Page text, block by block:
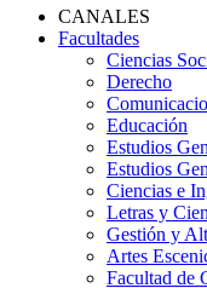
CANALES
Facultades
Ciencias
Derecho
Educación
Estudios
Estudios
Ciencias e
Letras y
Gestión y
Artes
Facultad de